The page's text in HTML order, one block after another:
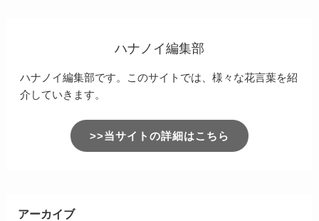
ハナノイ編集部
ハナノイ編集部です。このサイトでは、様々な花言葉を紹
介していきます。
>>当サイトの詳細はこちら
アーカイブ